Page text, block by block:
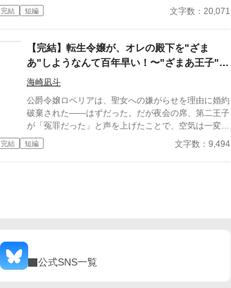
も使えない令嬢に、何ができるのかしら」 小さな嫌
がらせは積み重なり、ついには王子の前で“聖女妨
れる。 ――けれど。 王宮を出たその瞬間、結界石の
光が揺らいだ。 レイリアには魔力はない。 だが、“周
囲の魔力を底上げする加護”を、生まれつき持ってい
た。 王宮の結界を支えていたのは、実はレイリアの
存在だったのだ。 追放された令嬢は、 小さな町で魔
道具屋を始める。 その店は、なぜかどの石も“品質が
上がる”と評判になり――。 これは、 静かに貶められ
た令嬢が、 静かに世界を反転させるざまぁの物語。
完結 短編 文字数：20,071
【完結】転生令嬢が、オレの殿下を"ざま
あ"しようなんて百年早い！〜"ざまあ王子"の
従者ですが、やり返します〜
海崎凪斗
公爵令嬢ロベリアは、聖女への嫌がらせを理由に婚約
破棄された――はずだった。だが夜会の席、第二王子
が「冤罪だった」と声を上げたことで、空気は一変す
る。 けれど第一王子の従者・レンは言う。 「いや？
冤罪なんかじゃない。本当に嫌がらせはあったんだ
完結 短編 文字数：9,494
公式SNS一覧